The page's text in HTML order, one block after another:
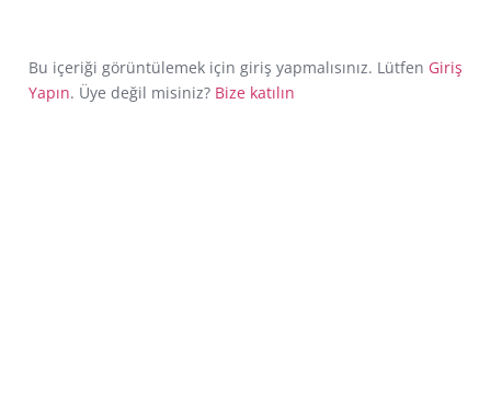
Bu içeriği görüntülemek için giriş yapmalısınız. Lütfen Giriş
Yapın. Üye değil misiniz? Bize katılın